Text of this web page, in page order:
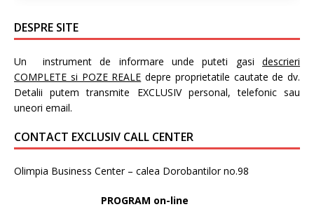
DESPRE SITE
Un instrument de informare unde puteti gasi descrieri
COMPLETE si POZE REALE depre proprietatile cautate de dv.
Detalii putem transmite EXCLUSIV personal, telefonic sau
uneori email.
CONTACT EXCLUSIV CALL CENTER
Olimpia Business Center – calea Dorobantilor no.98
PROGRAM on-line